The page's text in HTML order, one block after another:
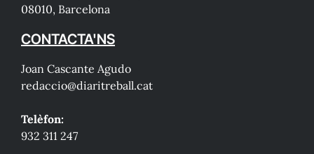
08010, Barcelona
CONTACTA'NS
Joan Cascante Agudo
redaccio@diaritreball.cat
Telèfon:
932 311 247